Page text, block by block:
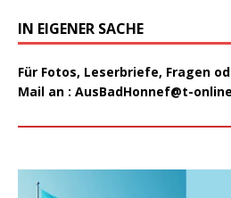
IN EIGENER SACHE
Für Fotos, Leserbriefe, Fragen
Mail an : AusBadHonnef@t-